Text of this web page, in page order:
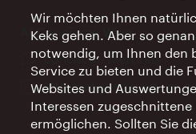
AI Concierge Wien
Ort:
concierge.wien.info
Öffnungszeiten:
Informationen rund um
Wir möchten Ihnen
Keks gehen. Aber so
notwendig, um Ihnen den
Service zu bieten und die
Websites und
Interessen zugeschnittene
ermöglichen. Sollten Sie